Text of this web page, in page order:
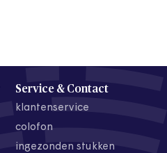
Service & Contact
klantenservice
colofon
ingezonden stukken